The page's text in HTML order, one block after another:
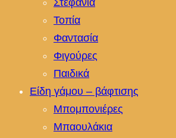
Στεφάνια
Τοπία
Φαντασία
Φιγούρες
Παιδικά
Είδη γάμου – βάφτισης
Μπομπονιέρες
Μπαουλάκια